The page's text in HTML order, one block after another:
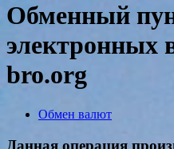
Обменный
электронных
bro.org
Обмен валют
Данная операция